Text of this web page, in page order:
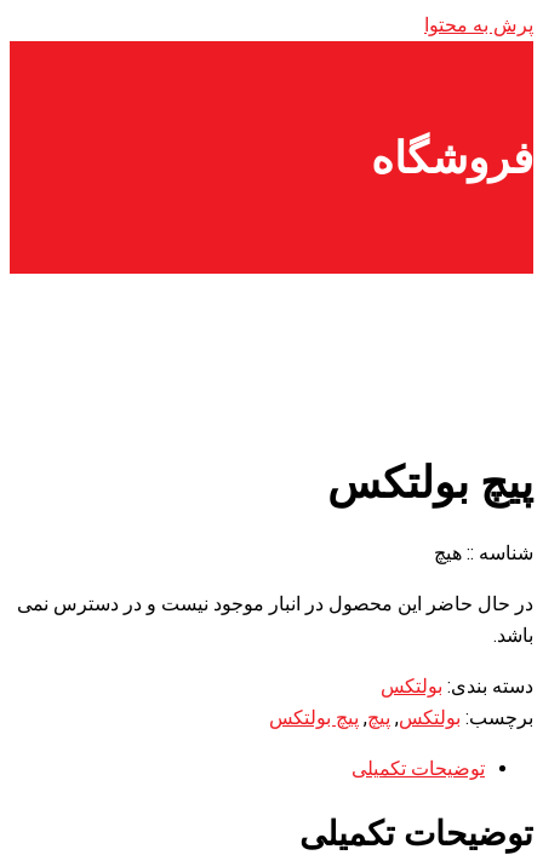
پرش به محتوا
فروشگاه
پیچ بولتکس
شناسه :: هیچ
در حال حاضر این محصول در انبار موجود نیست و در دسترس نمی
باشد.
دسته بندی: بولتکس
برچسب: بولتکس, پیچ, پیچ بولتکس
توضیحات تکمیلی
توضیحات تکمیلی